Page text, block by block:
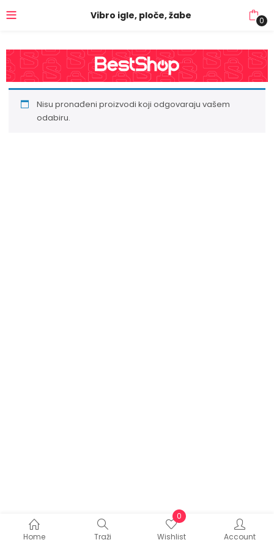
Vibro igle, ploče, žabe 0
Home Traži
0
Wishlist
Account
Nisu pronađeni proizvodi koji odgovaraju vašem
odabiru.